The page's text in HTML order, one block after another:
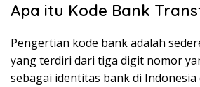
Apa itu Kode Bank
Pengertian kode bank adalah
yang terdiri dari tiga digit nomor
sebagai identitas bank di